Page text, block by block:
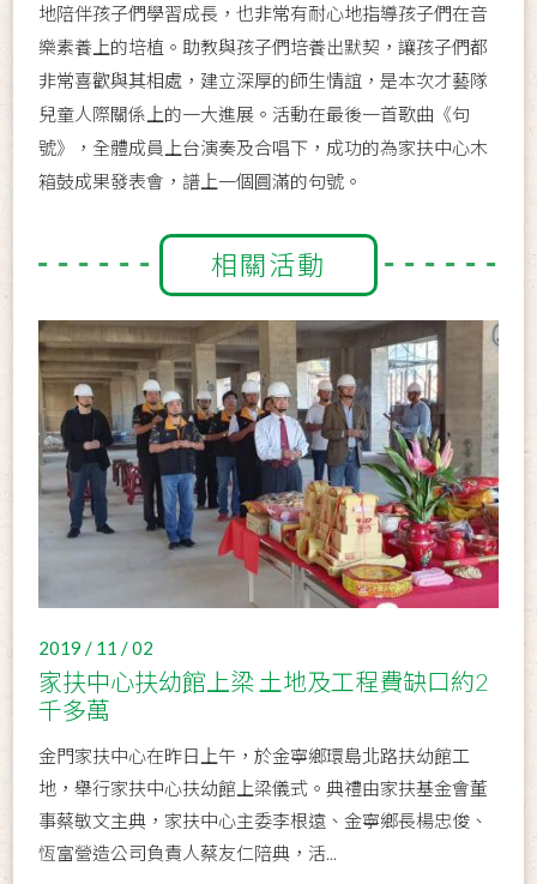
地陪伴孩子們學習成長，也非常有耐心地指導孩子們在音
樂素養上的培植。助教與孩子們培養出默契，讓孩子們都
非常喜歡與其相處，建立深厚的師生情誼，是本次才藝隊
兒童人際關係上的一大進展。活動在最後一首歌曲《句
號》，全體成員上台演奏及合唱下，成功的為家扶中心木
箱鼓成果發表會，譜上一個圓滿的句號。
相關活動
2019 / 11 / 02
家扶中心扶幼館上梁 土地及工程費缺口約2
千多萬
金門家扶中心在昨日上午，於金寧鄉環島北路扶幼館工
地，舉行家扶中心扶幼館上梁儀式。典禮由家扶基金會董
事蔡敏文主典，家扶中心主委李根遠、金寧鄉長楊忠俊、
恆富營造公司負責人蔡友仁陪典，活...